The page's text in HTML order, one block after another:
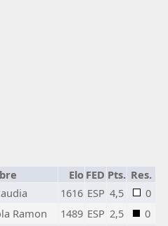
Elo FED Pts. Res.
1616 ESP 4,5
0
Ramon 1489 ESP 2,5
0